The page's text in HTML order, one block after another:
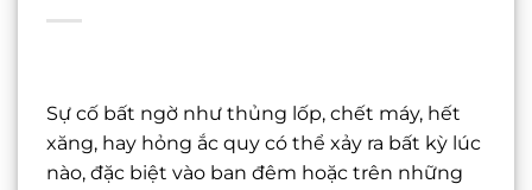
Sự cố bất ngờ như thủng lốp, chết máy, hết
xăng, hay hỏng ắc quy có thể xảy ra bất kỳ lúc
nào, đặc biệt vào ban đêm hoặc trên những